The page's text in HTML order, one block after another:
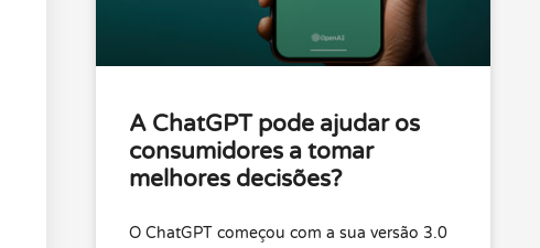
A ChatGPT pode ajudar os
consumidores a tomar
melhores decisões?
O ChatGPT começou com a sua versão 3.0